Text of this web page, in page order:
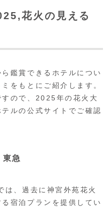
花火の見える
鑑賞できるホテルについ
をもとにご紹介します。​
ので、2025年の花火大
ルの公式サイトでご確認
急
は、過去に神宮外苑花火
宿泊プランを提供してい